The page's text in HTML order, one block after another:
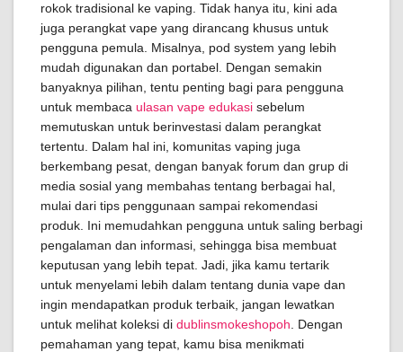
rokok tradisional ke vaping. Tidak hanya itu, kini ada
juga perangkat vape yang dirancang khusus untuk
pengguna pemula. Misalnya, pod system yang lebih
mudah digunakan dan portabel. Dengan semakin
banyaknya pilihan, tentu penting bagi para pengguna
untuk membaca ulasan vape edukasi sebelum
memutuskan untuk berinvestasi dalam perangkat
tertentu. Dalam hal ini, komunitas vaping juga
berkembang pesat, dengan banyak forum dan grup di
media sosial yang membahas tentang berbagai hal,
mulai dari tips penggunaan sampai rekomendasi
produk. Ini memudahkan pengguna untuk saling berbagi
pengalaman dan informasi, sehingga bisa membuat
keputusan yang lebih tepat. Jadi, jika kamu tertarik
untuk menyelami lebih dalam tentang dunia vape dan
ingin mendapatkan produk terbaik, jangan lewatkan
untuk melihat koleksi di dublinsmokeshopoh . Dengan
pemahaman yang tepat, kamu bisa menikmati